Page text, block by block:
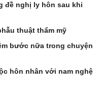
đề nghị ly hôn sau khi
thuật thẩm mỹ
bước nữa trong chuyện
hôn nhân với nam nghệ